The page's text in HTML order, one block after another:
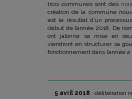
trois communes sont des
création de la commune
est le résultat d’un
début de l’année 2018. De
ont jalonné sa mise en
viendront en structurer sa
fonctionnement dans l’année à
5 avril 2018 : délibération